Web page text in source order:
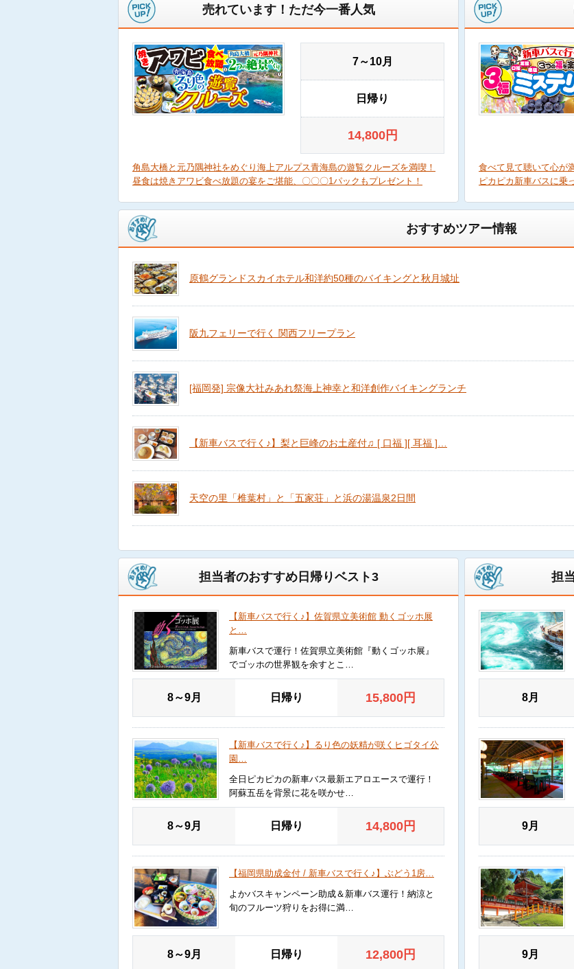
売れています！ただ今一番人気
7～10月
日帰り
14,800円
角島大橋と元乃隅神社をめぐり海上アルプス青海島の遊覧クルーズを満喫！
昼食は焼きアワビ食べ放題の宴をご堪能、〇〇〇1パックもプレゼント！
食べて見て聴いて心が
ピカピカ新車バスに乗
おすすめツアー情報
原鶴グランドスカイホテル和洋約50種のバイキングと秋月城址
阪九フェリーで行く 関西フリープラン
[福岡発] 宗像大社みあれ祭海上神幸と和洋創作バイキングランチ
【新車バスで行く♪】梨と巨峰のお土産付♫ [ 口福 ][ 耳福 ]…
天空の里「椎葉村」と「五家荘」と浜の湯温泉2日間
担当者のおすすめ日帰りベスト3
【新車バスで行く♪】佐賀県立美術館 動くゴッホ展
と…
新車バスで運行！佐賀県立美術館『動くゴッホ展』
でゴッホの世界観を余すとこ…
8～9月 日帰り 15,800 円
【新車バスで行く♪】るり色の妖精が咲くヒゴタイ公
園…
全日ピカピカの新車バス最新エアロエースで運行！
阿蘇五岳を背景に花を咲かせ…
8～9月 日帰り 14,800 円
【福岡県助成金付 / 新車バスで行く♪】ぶどう1房…
よかバスキャンペーン助成＆新車バス運行！納涼と
旬のフルーツ狩りをお得に満…
8～9月 日帰り 12,800 円
担
8月
9月
9月